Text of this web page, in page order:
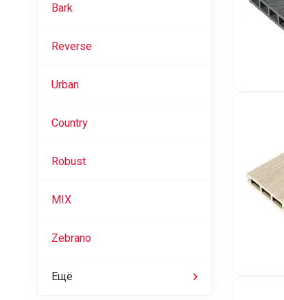
Bark
Reverse
Urban
Country
Robust
MIX
Zebrano
Ещё